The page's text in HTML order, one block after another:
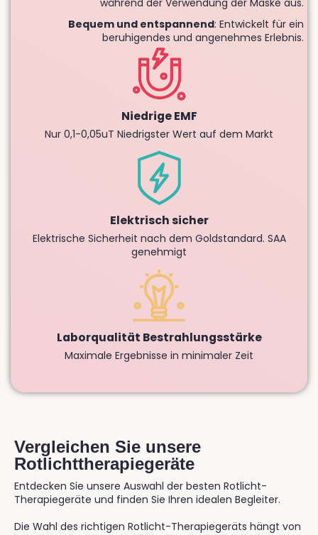
während der Verwendung der Maske aus.
Bequem und entspannend: Entwickelt für ein
beruhigendes und angenehmes Erlebnis.
Niedrige EMF
Nur 0,1-0,05uT Niedrigster Wert auf dem Markt
Elektrisch sicher
Elektrische Sicherheit nach dem Goldstandard. SAA
genehmigt
Laborqualität Bestrahlungsstärke
Maximale Ergebnisse in minimaler Zeit
Vergleichen Sie unsere
Rotlichttherapiegeräte
Entdecken Sie unsere Auswahl der besten Rotlicht-
Therapiegeräte und finden Sie Ihren idealen Begleiter.
Die Wahl des richtigen Rotlicht-Therapiegeräts hängt von